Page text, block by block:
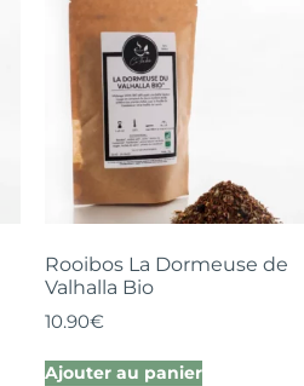
Rooibos La Dormeuse de
Valhalla Bio
10.90€
Ajouter au panier